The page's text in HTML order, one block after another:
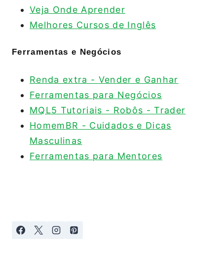
Veja Onde Aprender
Melhores Cursos de Inglês
Ferramentas e Negócios
Renda extra - Vender e Ganhar
Ferramentas para Negócios
MQL5 Tutoriais - Robôs - Trader
HomemBR - Cuidados e Dicas
Masculinas
Ferramentas para Mentores